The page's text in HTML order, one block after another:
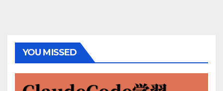
YOU MISSED